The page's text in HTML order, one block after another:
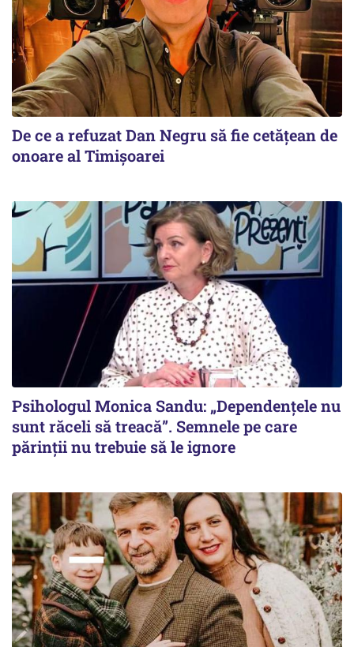
De ce a refuzat Dan Negru să fie cetățean de
onoare al Timișoarei
Psihologul Monica Sandu: „Dependențele nu
sunt răceli să treacă”. Semnele pe care
părinții nu trebuie să le ignore